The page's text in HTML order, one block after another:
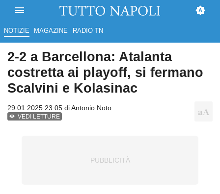
NOTIZIE MAGAZINE RADIO TN
2-2 a Barcellona: Atalanta
costretta ai playoff, si fermano
Scalvini e Kolasinac
29.01.2025 23:05 diAntonio Noto
VEDI LETTURE